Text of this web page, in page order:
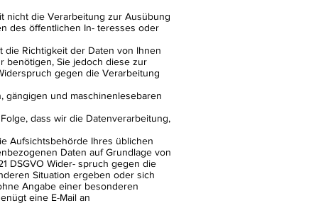
nicht die Verarbeitung zur Ausübung
des öffentlichen In- teresses oder
die Richtigkeit der Daten von Ihnen
benötigen, Sie jedoch diese zur
gegen die Verarbeitung
gängigen und maschinenlesebaren
dass wir die Datenverarbeitung,
Aufsichtsbehörde Ihres üblichen
Daten auf Grundlage von
DSGVO Wider- spruch gegen die
Situation ergeben oder sich
Angabe einer besonderen
eine E-Mail an